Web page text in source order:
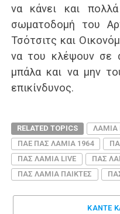
να κάνει και
σωματοδομή του
Τσότσιτς και
να του κλέψουν σε
μπάλα και να μην
επικίνδυνος.
RELATED TOPICS ΛΑΜΙΑ
ΠΑΕ ΠΑΣ ΛΑΜΙΑ 1964
ΠΑΣ ΛΑΜΙΑ LIVE
ΠΑΣ
ΠΑΣ ΛΑΜΙΑ ΠΑΙΚΤΕΣ
ΚΑΝΤΕ